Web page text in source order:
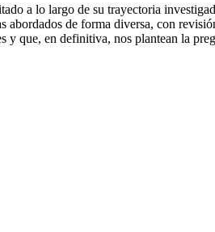
a lo largo de su trayectoria
de forma diversa, con
que, en definitiva, nos plantean la